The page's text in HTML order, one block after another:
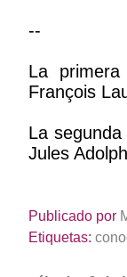
--
La
François
La
Jules
Publicado por
Etiquetas: